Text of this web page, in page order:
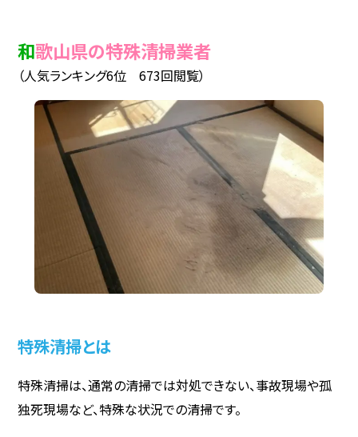
和歌山県の特殊清掃業者
（人気ランキング6位 673回閲覧）
特殊清掃とは
特殊清掃は、通常の清掃では対処できない、事故現場や孤
独死現場など、特殊な状況での清掃です。